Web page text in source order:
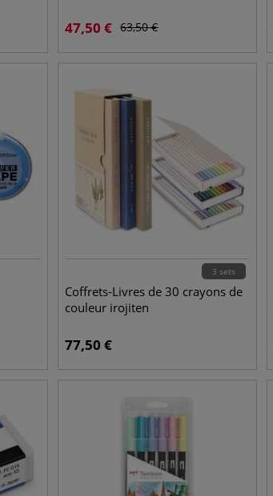
47,50 € 63,50€
3 sets
Coffrets-Livres de 30 crayons de
couleur irojiten
77,50 €